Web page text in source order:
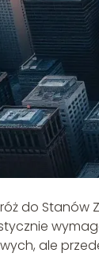
do Stanów
ale